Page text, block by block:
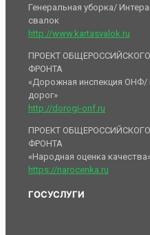
Генеральная уборка/
свалок
http://www.kartasvalok.ru
ПРОЕКТ
ФРОНТА
«Дорожная инспекция ОНФ/
дорог»
http://dorogi-onf.ru
ПРОЕКТ
ФРОНТА
«Народная оценка
https://narocenka.ru
ГОСУСЛУГИ